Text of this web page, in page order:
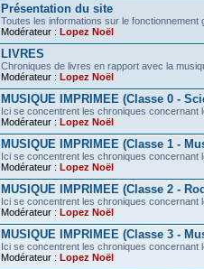
Présentation du site
Toutes les informations sur le fonctionnement
Modérateur : Lopez Noël
LIVRES
Chroniques de livres en rapport avec la
Modérateur : Lopez Noël
MUSIQUE IMPRIMEE (Classe 0 -
Ici se concentrent les chroniques concernant
Modérateur : Lopez Noël
MUSIQUE IMPRIMEE (Classe 1 -
Ici se concentrent les chroniques concernant
Modérateur : Lopez Noël
MUSIQUE IMPRIMEE (Classe 2 -
Ici se concentrent les chroniques concernant
Modérateur : Lopez Noël
MUSIQUE IMPRIMEE (Classe 3 -
Ici se concentrent les chroniques concernant
Modérateur : Lopez Noël